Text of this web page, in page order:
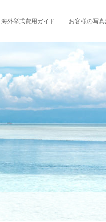
海外挙式費用ガイド お客様の写真